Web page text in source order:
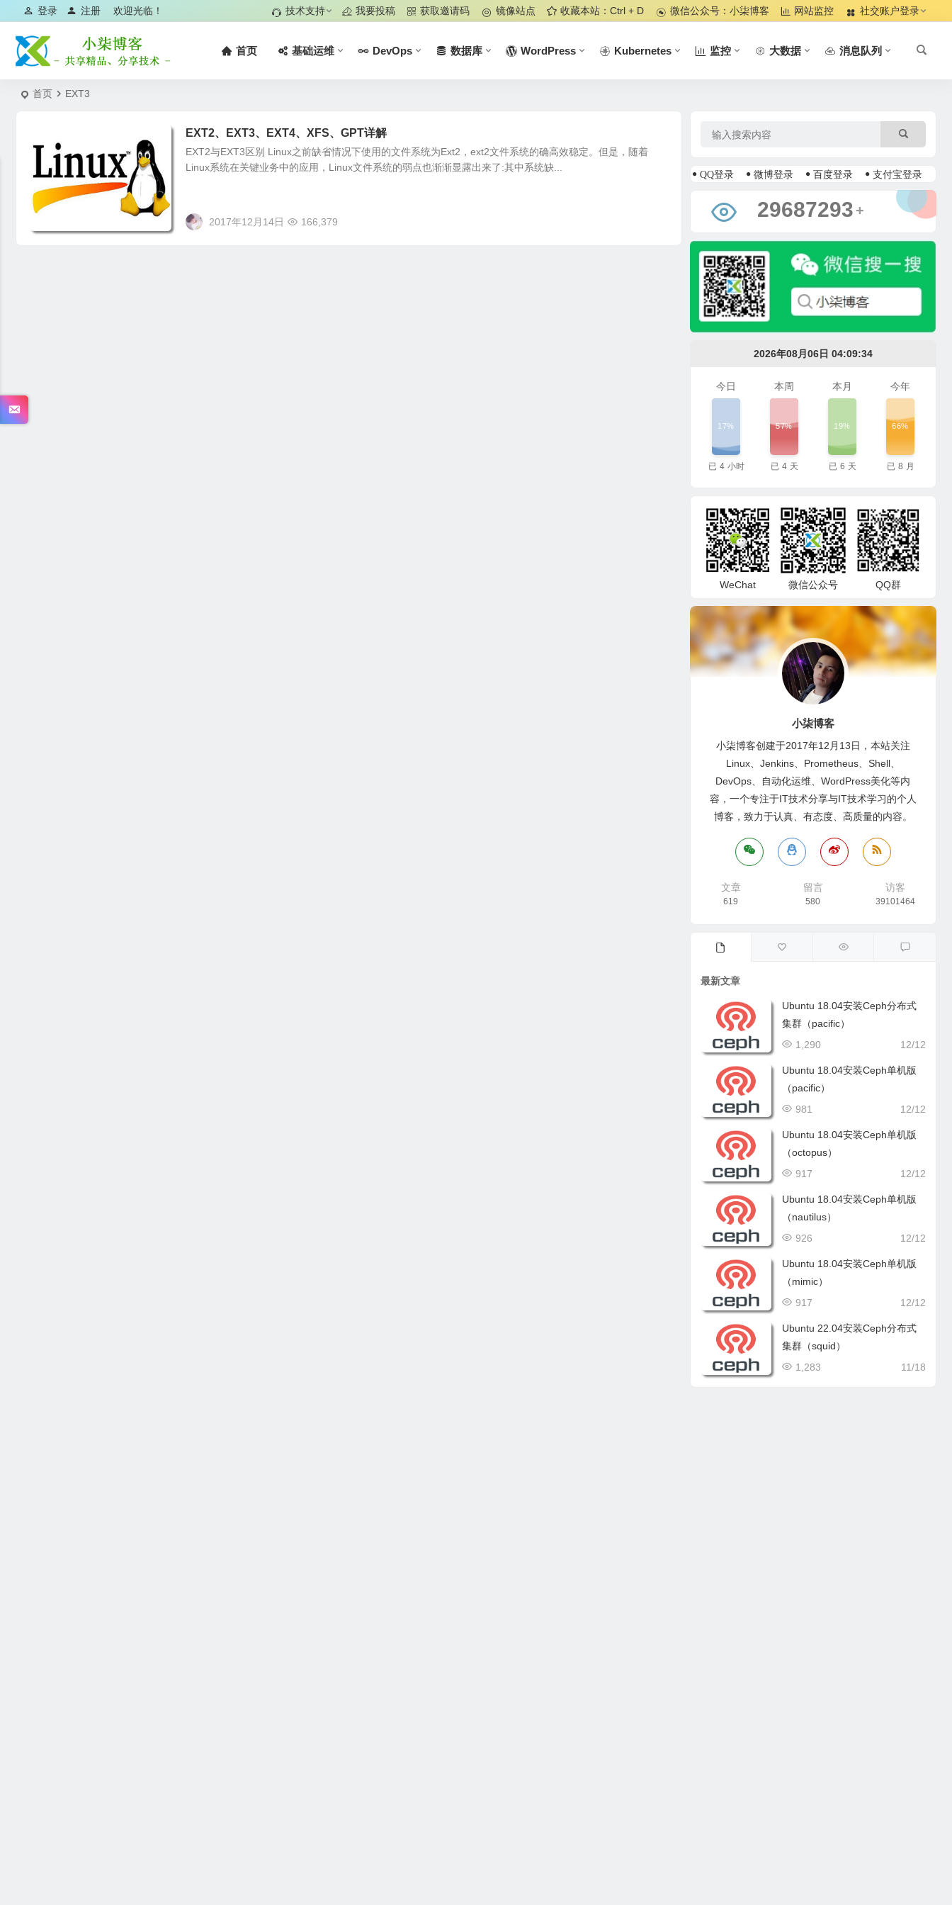
欢迎光临！
登录 注册 技术支持 我要投稿 获取邀请码 镜像站点 收藏本站：Ctrl + D 微信公众号：小柒博客 网站监控 社交账户登录
首页 基础运维 DevOps 数据库 WordPress Kubernetes 监控 大数据 消息队列
首页 EXT3
EXT2、EXT3、EXT4、XFS、GPT详解
EXT2与EXT3区别 Linux之前缺省情况下使用的文件系统为Ext2，ext2文件系统的确高效稳定。但是，随着
Linux系统在关键业务中的应用，Linux文件系统的弱点也渐渐显露出来了:其中系统缺...
2017年12月14日 166,379
QQ登录 微博登录 百度登录 支付宝登录
34560857 +
2026年08月06日 04:09:35
今日
17%
已 4 小时
本周
57%
已 4 天
本月
19%
已 6 天
今年
66%
已 8 月
WeChat 微信公众号 QQ群
小柒博客
小柒博客创建于2017年12月13日，本站关注
Linux、Jenkins、Prometheus、Shell、
DevOps、自动化运维、WordPress美化等内
容，一个专注于IT技术分享与IT技术学习的个人
博客，致力于认真、有态度、高质量的内容。
文章
619
留言
580
访客
39101464
最新文章
Ubuntu 18.04安装Ceph分布式
集群（pacific）
12/12
1,290
Ubuntu 18.04安装Ceph单机版
（pacific）
12/12
981
Ubuntu 18.04安装Ceph单机版
（octopus）
12/12
917
Ubuntu 18.04安装Ceph单机版
（nautilus）
12/12
926
Ubuntu 18.04安装Ceph单机版
（mimic）
12/12
917
Ubuntu 22.04安装Ceph分布式
集群（squid）
11/18
1,283